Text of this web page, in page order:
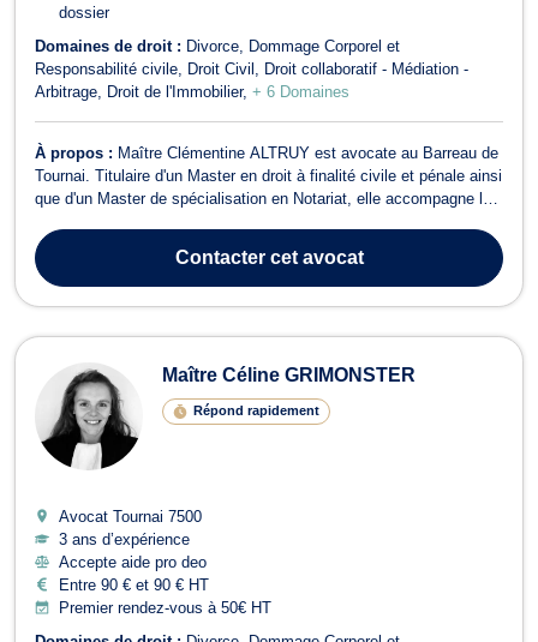
dossier
Domaines de droit : Divorce
Dommage Corporel et
Responsabilité civile
Droit Civil
Droit collaboratif - Médiation -
Arbitrage
Droit de l'Immobilier + 6 Domaines
À propos : Maître Clémentine ALTRUY est avocate au Barreau de
Tournai. Titulaire d'un Master en droit à finalité civile et pénale ainsi
que d'un Master de spécialisation en Notariat, elle accompagne les
engagement dans la défense de leurs droits et de leurs intérêts.
En...
Contactercet avocat
Maître Céline GRIMONSTER
Répond rapidement
Avocat Tournai 7500
3 ans d’expérience
Accepte aide pro deo
Entre 90 € et 90 € HT
Premier rendez-vous à 50€ HT